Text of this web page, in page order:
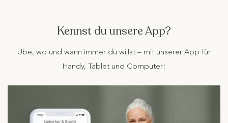
Kennst du unsere App?
Übe, wo und wann immer du willst – mit unserer App für
Handy, Tablet und Computer!